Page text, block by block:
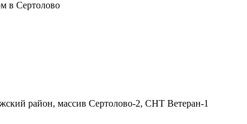
в Сертолово
район, массив Сертолово-2, СНТ Ветеран-1